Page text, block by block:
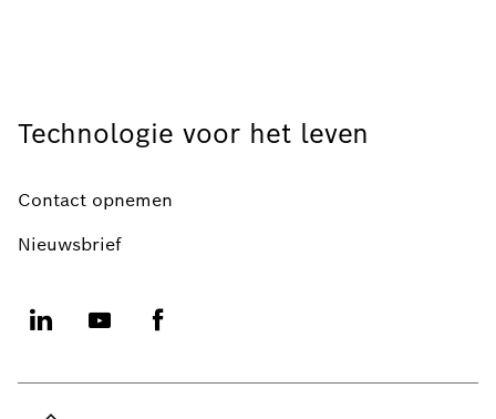
Technologie voor het leven
Contact opnemen
Nieuwsbrief